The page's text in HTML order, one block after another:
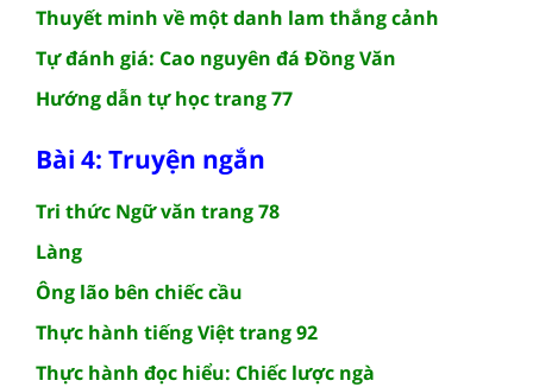
Thuyết minh về một danh lam thắng cảnh
Tự đánh giá: Cao nguyên đá Đồng Văn
Hướng dẫn tự học trang 77
Bài 4: Truyện ngắn
Tri thức Ngữ văn trang 78
Làng
Ông lão bên chiếc cầu
Thực hành tiếng Việt trang 92
Thực hành đọc hiểu: Chiếc lược ngà